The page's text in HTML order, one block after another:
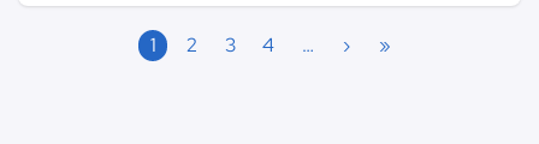
1 2 3 4 … › »